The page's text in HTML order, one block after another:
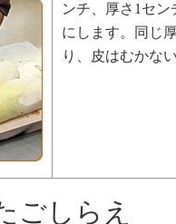
ンチ、厚さ1セ
にします。同じ
り、皮はむかな
ごしらえ